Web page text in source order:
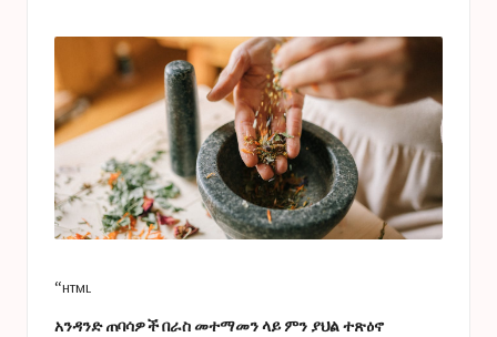
s
t
u
c
e
s
“html
አንዳንድ ጠባሳዎች በራስ መተማመን ላይ ምን ያህል ተጽዕኖ